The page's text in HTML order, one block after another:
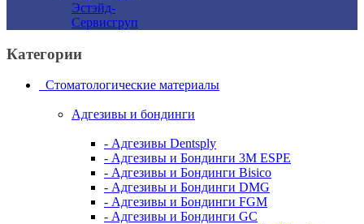
Эстэйд-
Сервисгруп
Категории
Стоматологические материалы
Адгезивы и бондинги
- Адгезивы Dentsply
- Адгезивы и Бондинги 3M ESPE
- Адгезивы и Бондинги Bisico
- Адгезивы и Бондинги DMG
- Адгезивы и Бондинги FGM
- Адгезивы и Бондинги GC